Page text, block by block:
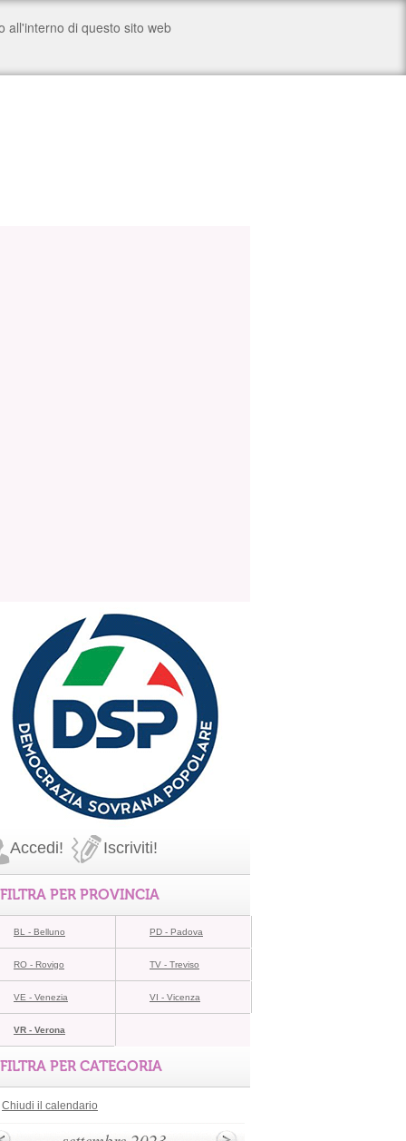
Accedi! Iscriviti!
FILTRA PER PROVINCIA
BL - Belluno PD - Padova
RO - Rovigo TV - Treviso
VE - Venezia VI - Vicenza
VR - Verona
FILTRA PER CATEGORIA
Chiudi il calendario